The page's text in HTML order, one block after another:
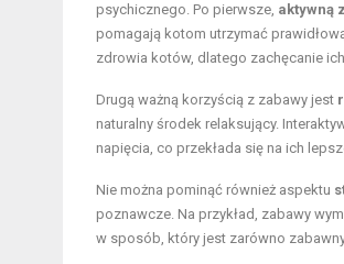
psychicznego. Po pierwsze, aktywną
pomagają kotom utrzymać
zdrowia kotów, dlatego zachęcanie
Drugą ważną korzyścią z zabawy jest
naturalny środek relaksujący.
napięcia, co przekłada się na ich
Nie można pominąć również aspektu
poznawcze. Na przykład, zabawy
w sposób, który jest zarówno